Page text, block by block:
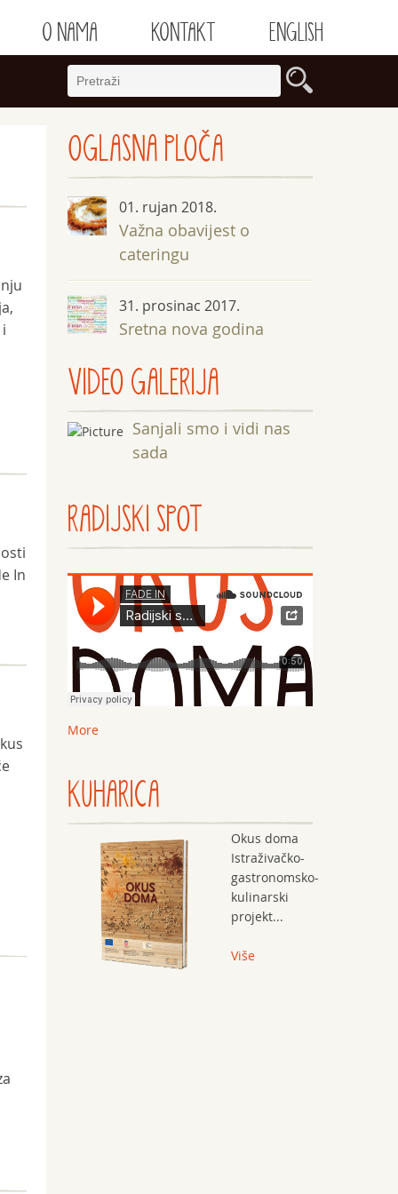
O NAMA KONTAKT ENGLISH
In
OGLASNA PLOČA
01. rujan 2018.
Važna obavijest o
cateringu
31. prosinac 2017.
Sretna nova godina
VIDEO GALERIJA
Sanjali smo i vidi nas
sada
RADIJSKI SPOT
More
KUHARICA
Okus doma
Istraživačko-
gastronomsko-
kulinarski
projekt...
Više